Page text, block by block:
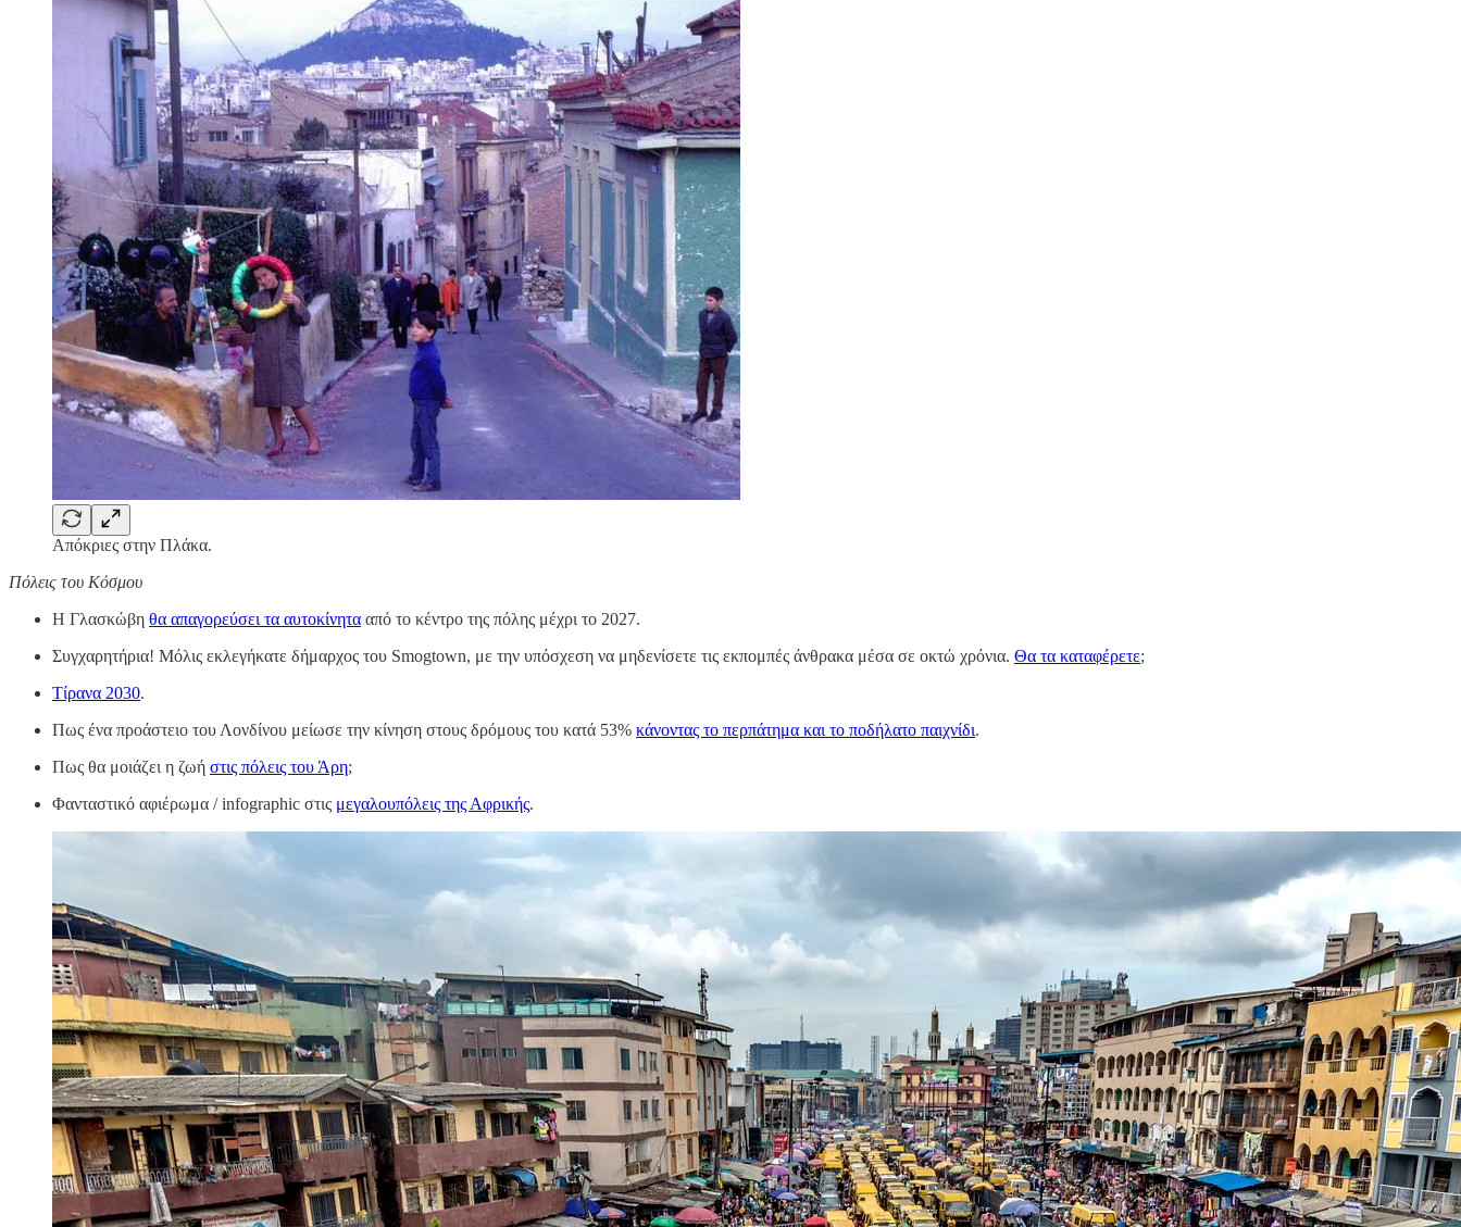
Απόκριες στην Πλάκα.
Πόλεις του Κόσμου
Η Γλασκώβη θα απαγορεύσει τα αυτοκίνητα από το κέντρο της πόλης μέχρι το 2027.
Συγχαρητήρια! Μόλις εκλεγήκατε δήμαρχος του Smogtown, με την υπόσχεση να μηδενίσετε τις εκπομπές άνθρακα μέσα σε οκτώ χρόνια. Θα τα καταφέρετε;
Τίρανα 2030.
Πως ένα προάστειο του Λονδίνου μείωσε την κίνηση στους δρόμους του κατά 53% κάνοντας το περπάτημα και το ποδήλατο παιχνίδι.
Πως θα μοιάζει η ζωή στις πόλεις του Άρη;
Φανταστικό αφιέρωμα / infographic στις μεγαλουπόλεις της Αφρικής.